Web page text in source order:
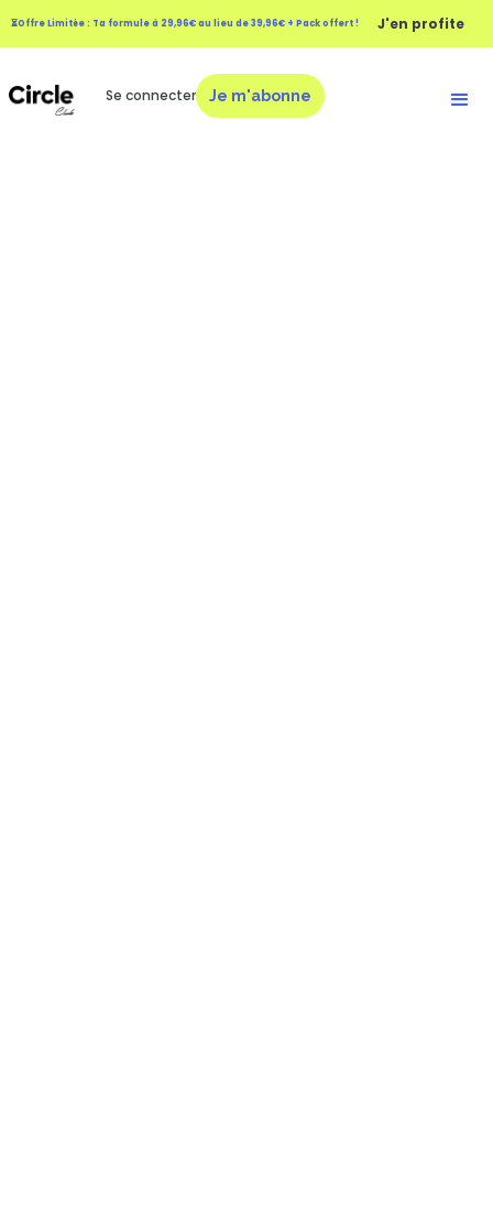
⏳Offre Limitée : Ta formule à 29,96€ au lieu de 39,96€ + Pack offert ! J'en profite
Se connecter Je m'abonne